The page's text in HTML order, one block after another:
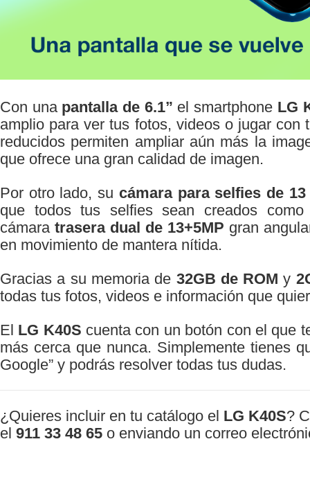
Con una pantalla de 6.1” el smartphone LG
amplio para ver tus fotos, videos o jugar con
reducidos permiten ampliar aún más la
que ofrece una gran calidad de imagen.
Por otro lado, su cámara para selfies de 13
que todos tus selfies sean creados
cámaratrasera dual de 13+5MP gran
en movimiento de mantera nítida.
Gracias a su memoria de 32GB de ROM y
todas tus fotos, videos e información que
El LG K40S cuenta con un botón con el que
más cerca que nunca. Simplemente tienes
Google” y podrás resolver todas tus dudas.
¿Quieres incluir en tu catálogo el LG K40S?
el 911 33 48 65 o enviando un correo